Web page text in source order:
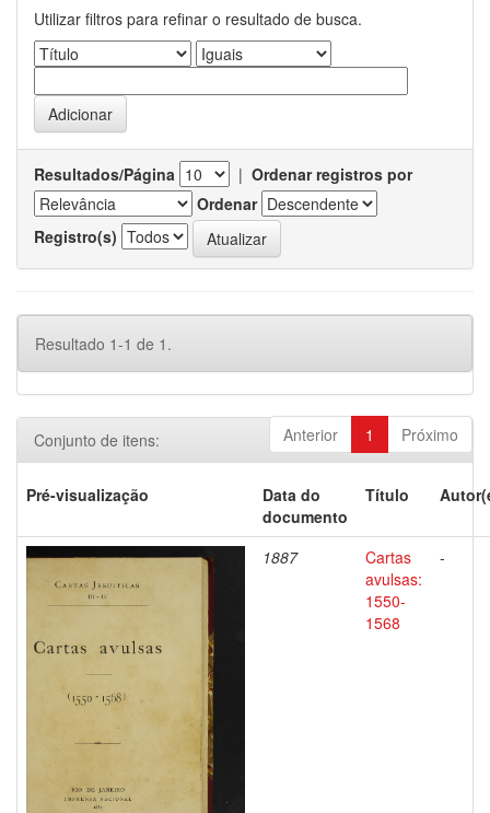
Utilizar filtros para refinar o resultado de busca.
Resultados/Página | Ordenar registros por
Ordenar
Registro(s)
Resultado 1-1 de 1.
Anterior 1 Próximo
Conjunto de itens:
Pré-visualização
Data do
documento
Título
1887
Cartas
avulsas:
1550-
1568
-